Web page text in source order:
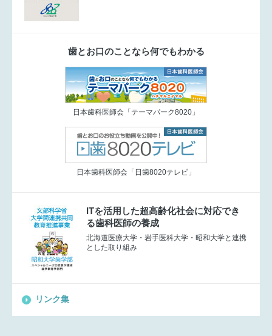
歯とお口のことなら何でもわかる
日本歯科医師会「テーマパーク8020」
日本歯科医師会「日歯8020テレビ」
ITを活用した超高齢化社会に対応でき
る歯科医師の養成
北海道医療大学・岩手医科大学・昭和大学と連携
とした取り組み
リンク集